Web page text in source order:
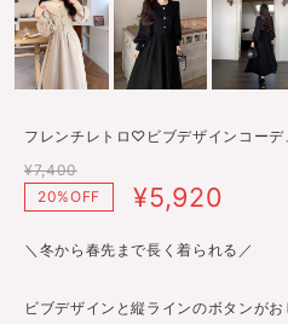
フレンチレトロ♡ビブデザインコー
¥7,400
20%OFF
¥5,920
＼冬から春先まで長く着られる／
ビブデザインと縦ラインのボタンが